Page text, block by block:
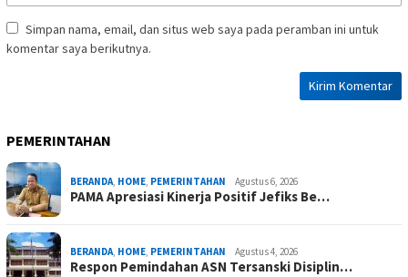
Simpan nama, email, dan situs web saya pada peramban ini untuk
komentar saya berikutnya.
PEMERINTAHAN
BERANDA, HOME, PEMERINTAHAN Agustus 6, 2026
PAMA Apresiasi Kinerja Positif Jefiks Be…
BERANDA, HOME, PEMERINTAHAN Agustus 4, 2026
Respon Pemindahan ASN Tersanski Disiplin…